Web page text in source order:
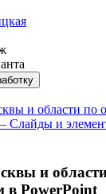
и
в PowerPoint